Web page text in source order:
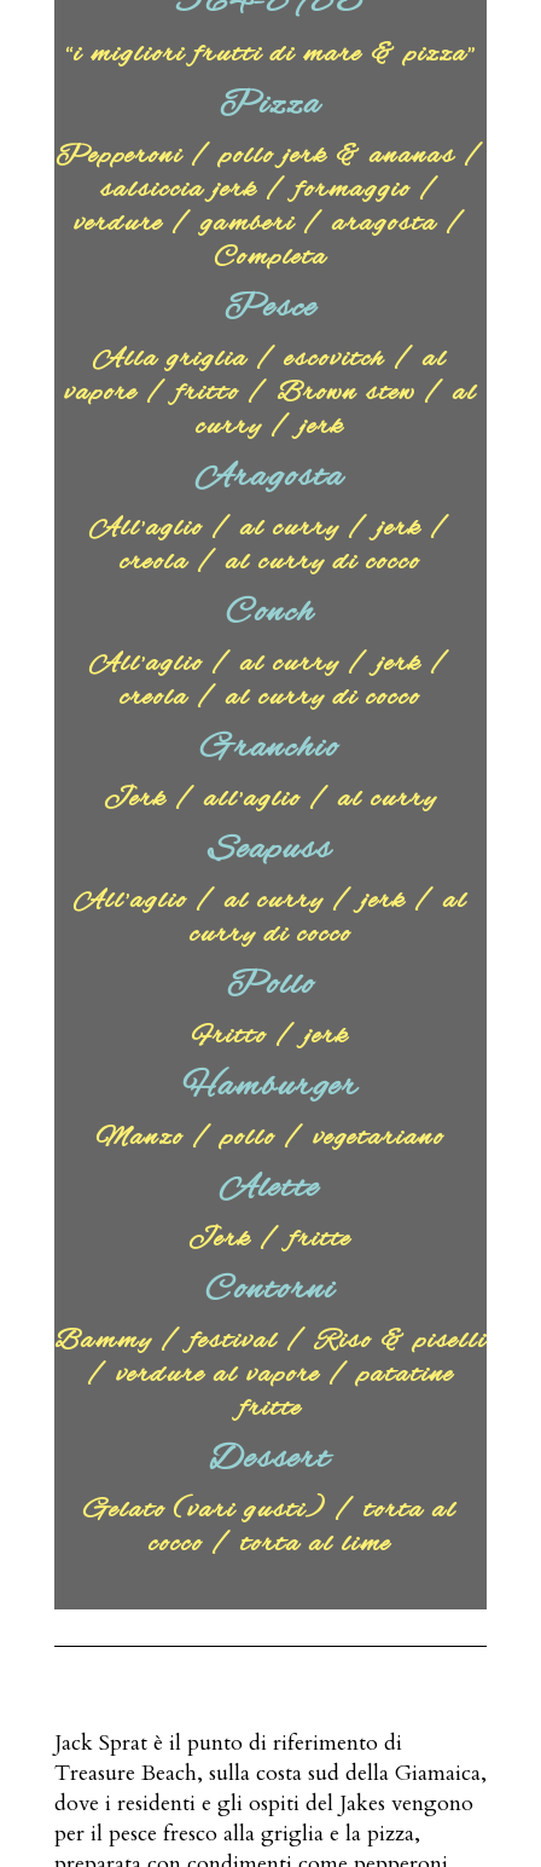
“i migliori frutti di mare & pizza”
Pizza
Pepperoni / pollo jerk & ananas /
salsiccia jerk / formaggio /
verdure / gamberi / aragosta /
Completa
Pesce
Alla griglia / escovitch / al
vapore / fritto / Brown stew / al
curry / jerk
Aragosta
All’aglio / al curry / jerk /
creola / al curry di cocco
Conch
All’aglio / al curry / jerk /
creola / al curry di cocco
Granchio
Jerk / all’aglio / al curry
Seapuss
All’aglio / al curry / jerk / al
curry di cocco
Pollo
Fritto / jerk
Hamburger
Manzo / pollo / vegetariano
Alette
Jerk / fritte
Contorni
Bammy / festival / Riso & piselli
/ verdure al vapore / patatine
fritte
Dessert
Gelato (vari gusti) / torta al
cocco / torta al lime
Jack Sprat è il punto di riferimento di
Treasure Beach, sulla costa sud della Giamaica,
dove i residenti e gli ospiti del Jakes vengono
per il pesce fresco alla griglia e la pizza,